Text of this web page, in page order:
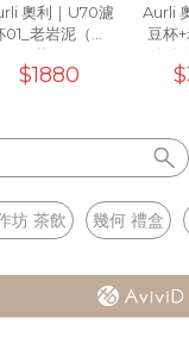
奧利｜U70濾
01_老岩泥（上
釉）
$1880
Aurli
豆杯
+白
濾杯
坊 茶飲 幾何 禮盒